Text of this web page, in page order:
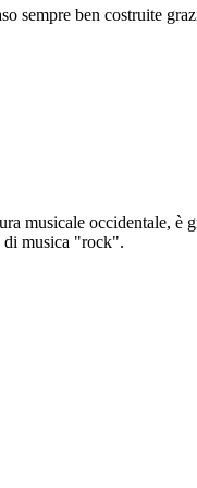
sempre ben costruite
musicale occidentale, è
di musica "rock".